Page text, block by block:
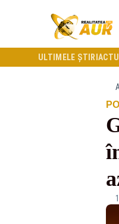
ULTIMELE ȘTIRI